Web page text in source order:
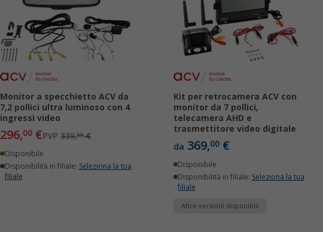
Monitor a specchietto ACV da
7,2 pollici ultra luminoso con 4
ingressi video
296,00 €PVP339,99€
Disponibile
Disponibilità in filiale: Seleziona la tua
filiale
Kit per retrocamera ACV con
monitor da 7 pollici,
telecamera AHD e
trasmettitore video digitale
da 369,00€
Disponibile
Disponibilità in filiale: Seleziona la tua
filiale
Altre versioni disponibili